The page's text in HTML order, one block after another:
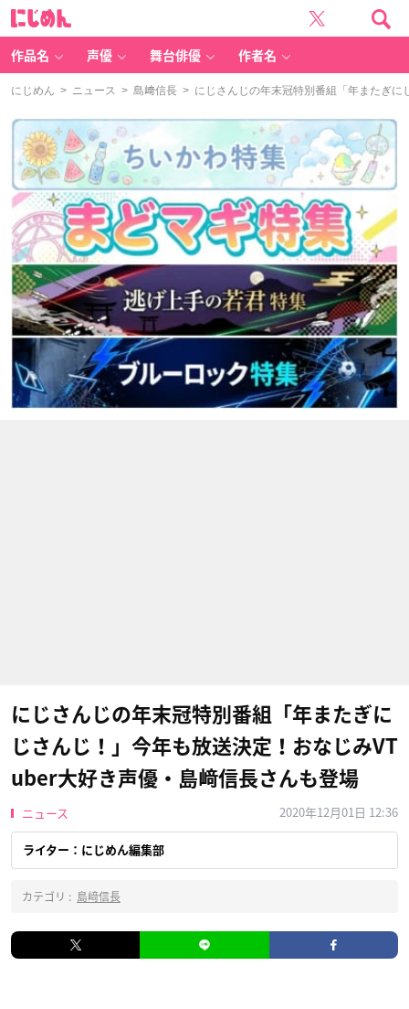
作品名 声優 舞台俳優 作者名
にじめん > ニュース > 島﨑信長 > にじさんじの年末冠特別番組「年またぎに
にじさんじの年末冠特別番組「年またぎに
じさんじ！」今年も放送決定！おなじみVT
uber大好き声優・島﨑信長さんも登場
ニュース 2020年12月01日 12:36
ライター：にじめん編集部
カテゴリ : 島﨑信長